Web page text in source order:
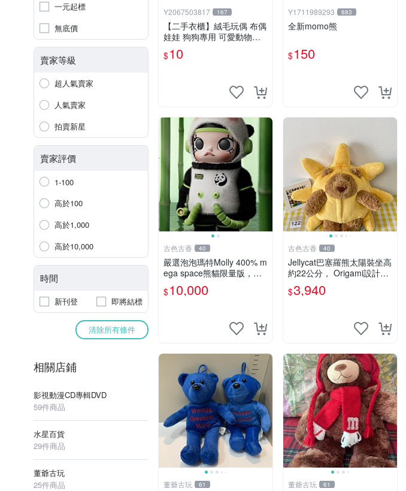
一元起標
無底價
賣家等級
超人氣賣家
人氣賣家
拍賣新星
賣家評價
1-100
高於100
高於1,000
高於10,000
時間
新刊登 即將結標
清除所有條件
相關店鋪
影視動漫CD專輯DVD
59件商品
水星百貨
29件商品
董爺古玩
25件商品
Y2067503817 167
【二手衣櫃】絨毛玩偶 布偶
娃娃 狗狗專用 可愛動物系
列 耐咬耐磨玩具 玩偶 粉紅
熊寵物玩具 1120929
$10
Y1711989293 883
全新momo熊
$150
古色古香 40
嚴選泡泡瑪特Molly 400% m
ega space熊貓限量版，全
新附原Packaging。拍下即
視頻確認。 泡泡瑪特 Molly
$10,000
古色古香 40
Jellycat巴塞羅熊太陽裝坐高
約22公分， Origami設計，
來自越南。嚴選 Recomme
ndation！巴塞羅、 Origami
$3,940
董爺古玩 61 董爺古玩 61